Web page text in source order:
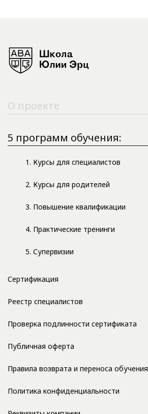
О проекте
5 программ обучения:
1. Курсы для специалистов
2. Курсы для родителей
3. Повышение квалификации
4. Практические тренинги
5. Супервизии
Сертификация
Реестр специалистов
Проверка подлинности сертификата
Публичная оферта
Правила возврата и переноса обучения
Политика конфиденциальности